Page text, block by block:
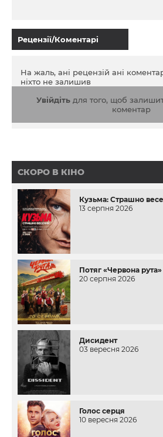
Рецензії/Коментарі
На жаль, ані рецензій ані
ніхто не залишив
Увійдітьдля того, щоб
коментар
СКОРО В КІНО
Кузьма: Страшно
13 серпня 2026
Потяг «Червона рута»
20 серпня 2026
Дисидент
03 вересня 2026
Голос серця
10 вересня 2026